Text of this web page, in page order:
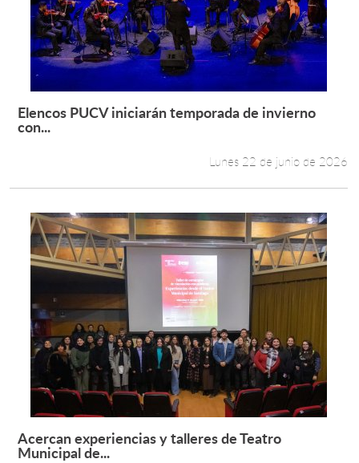
Leer más +
Elencos PUCV iniciarán temporada de invierno
con...
Lunes 22 de junio de 2026
Leer más +
Acercan experiencias y talleres de Teatro
Municipal de...